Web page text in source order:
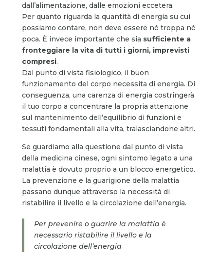
dall’alimentazione, dalle emozioni eccetera.
Per quanto riguarda la quantità di energia su cui
possiamo contare, non deve essere né troppa né
poca. È invece importante che sia sufficiente a
fronteggiare la vita di tutti i giorni, imprevisti
compresi.
Dal punto di vista fisiologico, il buon
funzionamento del corpo necessita di energia. Di
conseguenza, una carenza di energia costringerà
il tuo corpo a concentrare la propria attenzione
sul mantenimento dell’equilibrio di funzioni e
tessuti fondamentali alla vita, tralasciandone altri.
Se guardiamo alla questione dal punto di vista
della medicina cinese, ogni sintomo legato a una
malattia è dovuto proprio a un blocco energetico.
La prevenzione e la guarigione della malattia
passano dunque attraverso la necessità di
ristabilire il livello e la circolazione dell’energia.
Per prevenire o guarire la malattia è
necessario ristabilire il livello e la
circolazione dell’energia